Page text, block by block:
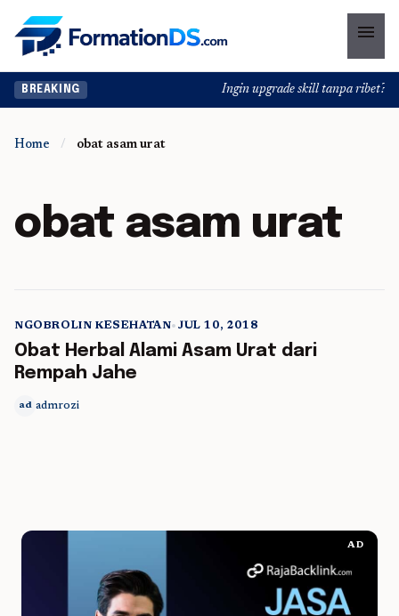
menu
BREAKING Ingin upgrade skill tanpa ribet?
Home / obat asam urat
obat asam urat
5 min read
NGOBROLIN KESEHATAN• JUL 10, 2018
Obat Herbal Alami Asam Urat dari
Rempah Jahe
ad admrozi
AD